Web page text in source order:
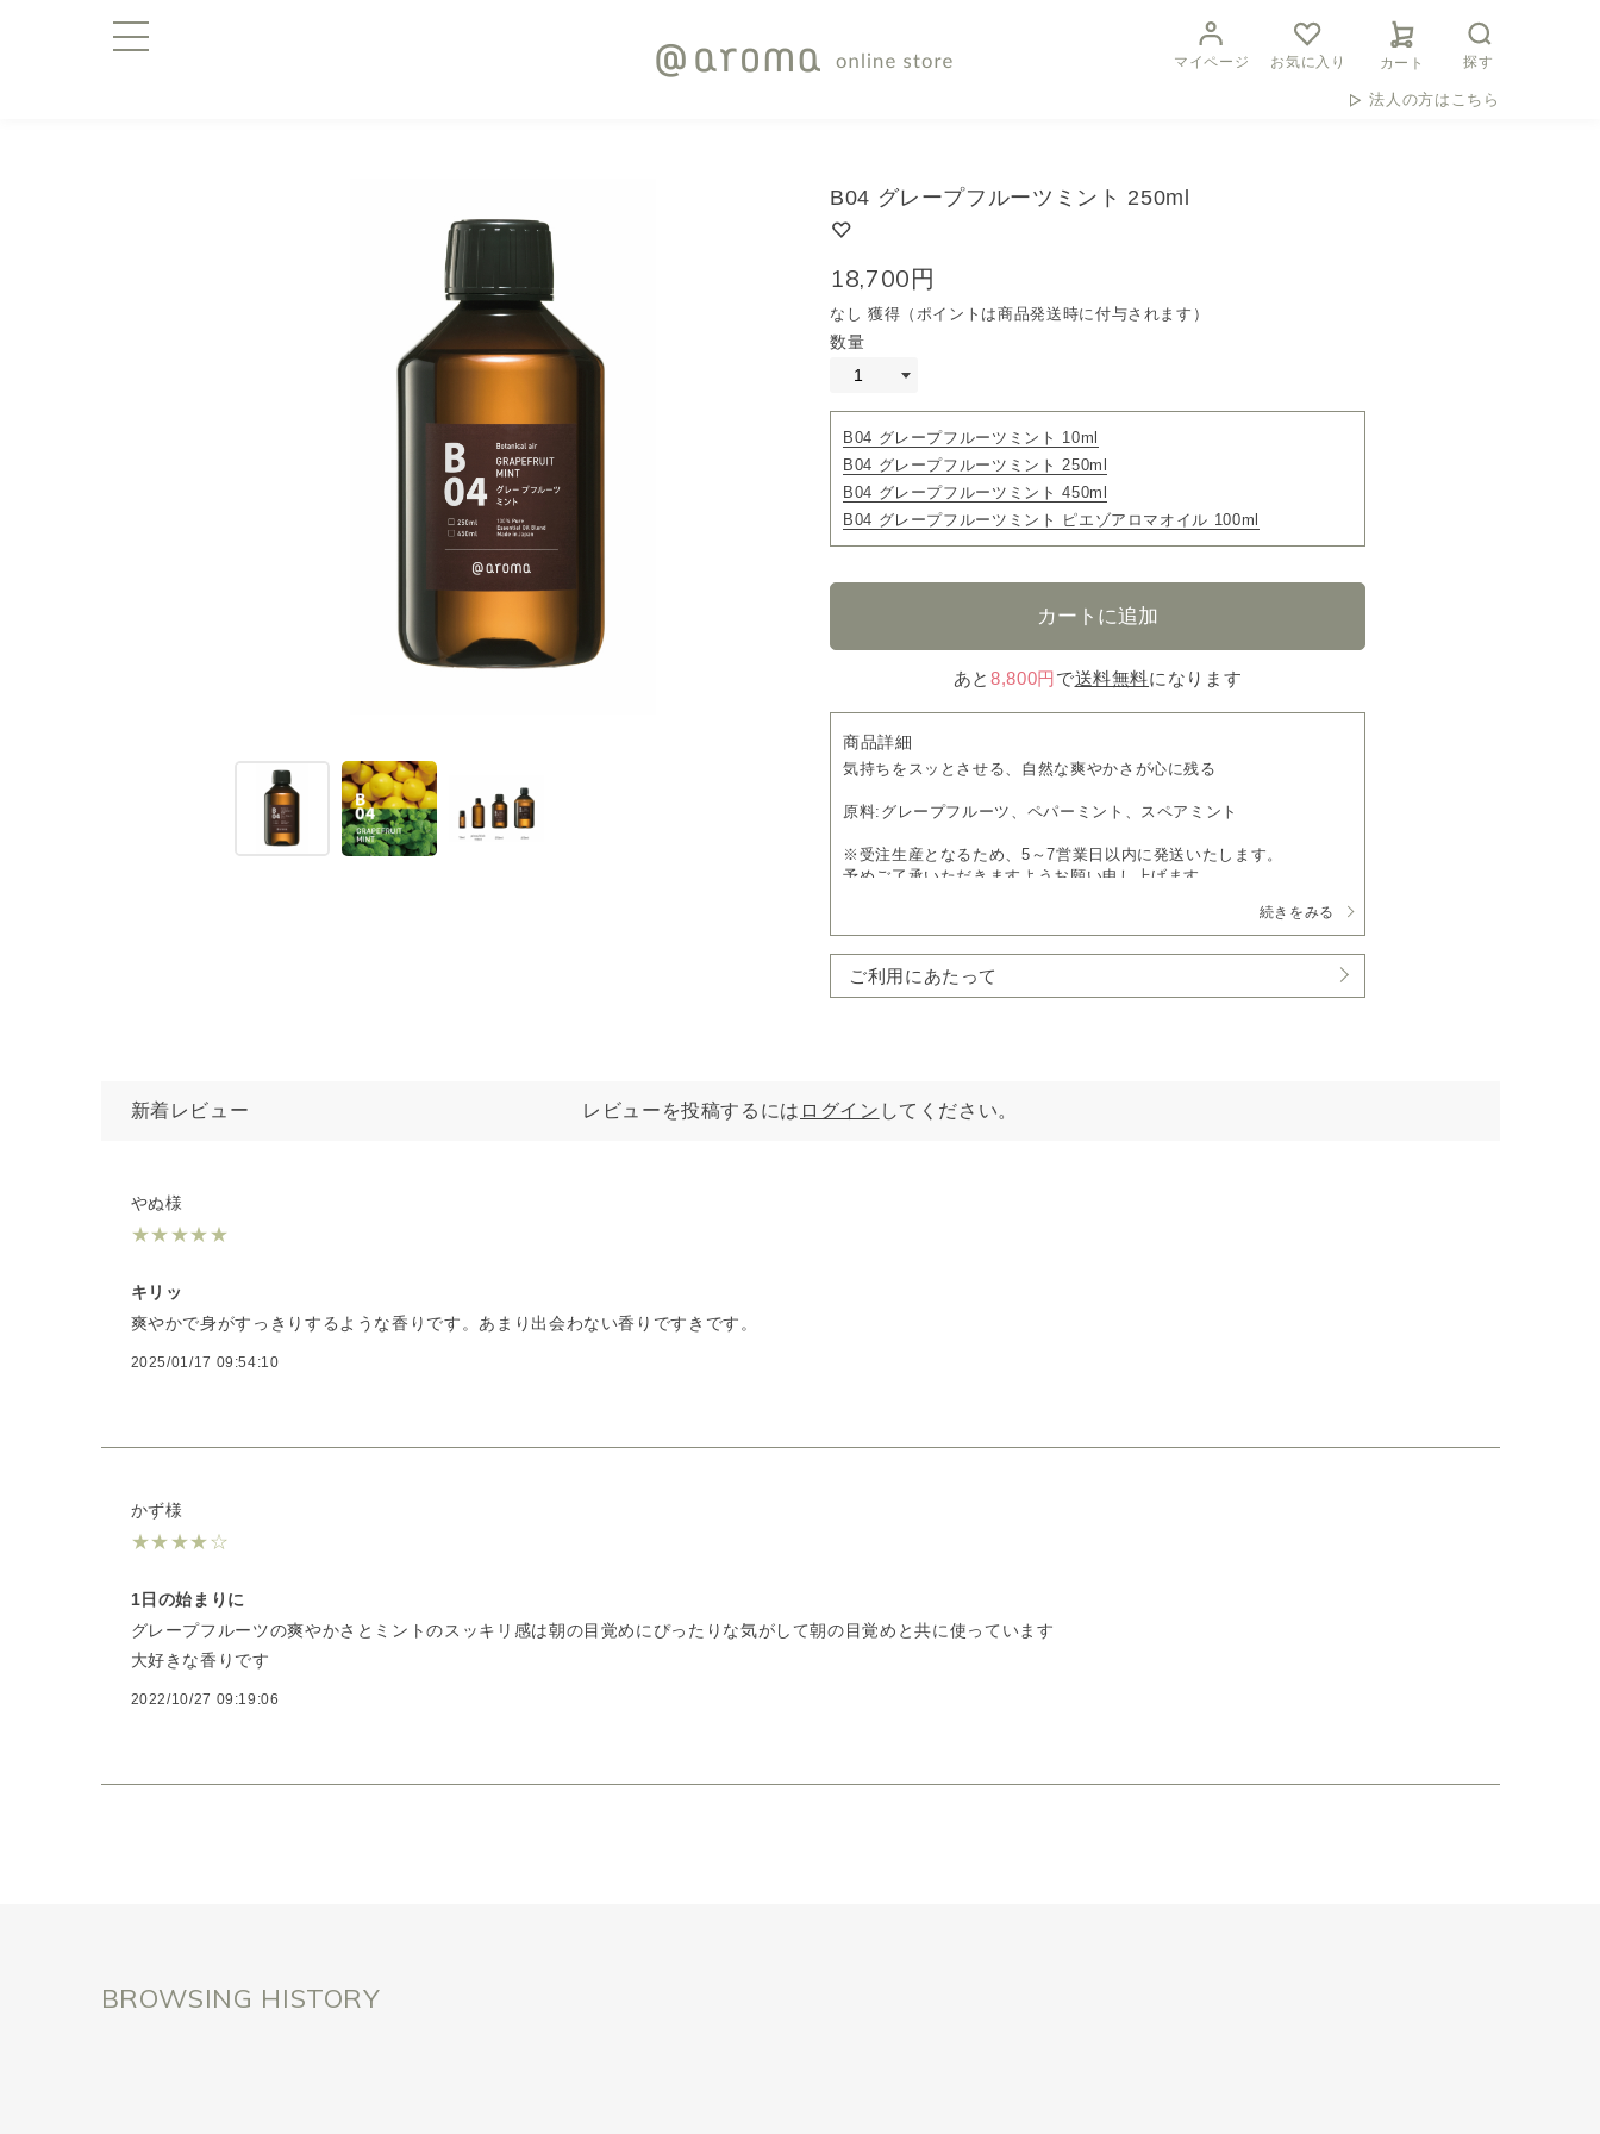
マイページ お気に入り カート 探す
法人の方はこちら
B04 グレープフルーツミント 250ml
18,700円
なし 獲得（ポイントは商品発送時に付与されます）
数量
B04 グレープフルーツミント 10ml
B04 グレープフルーツミント 250ml
B04 グレープフルーツミント 450ml
B04 グレープフルーツミント ピエゾアロマオイル 100ml
あと8,800円 で送料無料になります
商品詳細
気持ちをスッとさせる、自然な爽やかさが心に残る
原料:グレープフルーツ、ペパーミント、スペアミント
※受注生産となるため、5～7営業日以内に発送いたします。
予めご了承いただきますようお願い申し上げます。
続きをみる
ご利用にあたって
新着レビュー レビューを投稿するには ログイン してください。
やぬ様
★★★★★
キリッ
爽やかで身がすっきりするような香りです。あまり出会わない香りですきです。
2025/01/17 09:54:10
かず様
★★★★☆
1日の始まりに
グレープフルーツの爽やかさとミントのスッキリ感は朝の目覚めにぴったりな気がして朝の目覚めと共に使っています
大好きな香りです
2022/10/27 09:19:06
BROWSING HISTORY